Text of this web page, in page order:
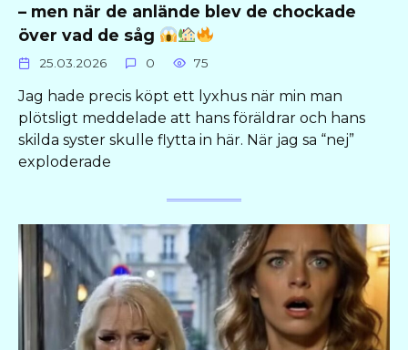
– men när de anlände blev de chockade
över vad de såg
25.03.2026 0 75
Jag hade precis köpt ett lyxhus när min man
plötsligt meddelade att hans föräldrar och hans
skilda syster skulle flytta in här. När jag sa “nej”
exploderade